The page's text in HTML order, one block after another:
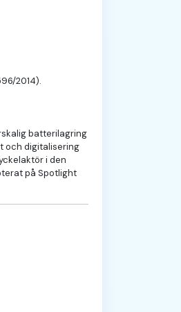
2014).
batterilagring
och digitalisering
i den
på Spotlight